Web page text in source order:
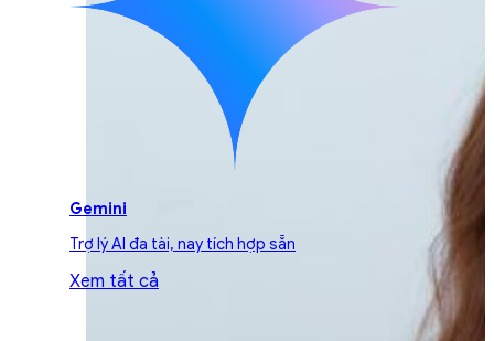
Gemini
Trợ lý AI đa tài, nay tích hợp sẵn
Xem tất cả